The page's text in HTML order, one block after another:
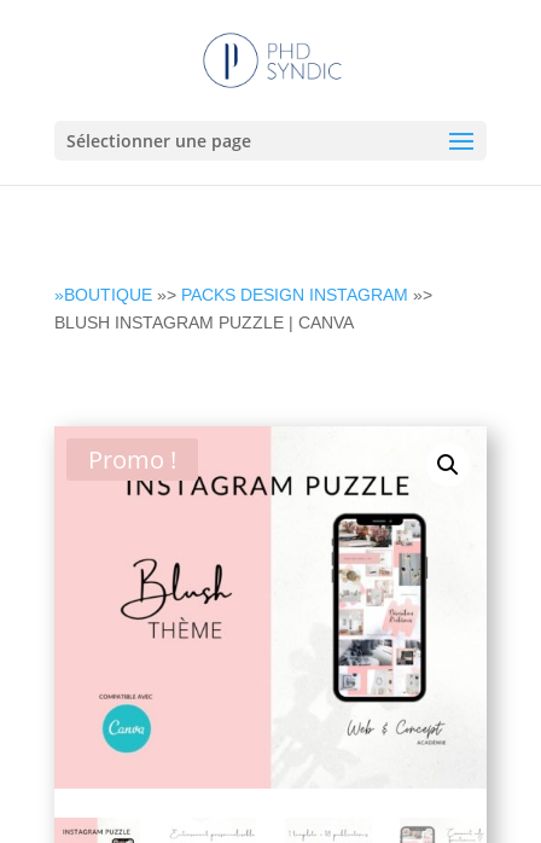
Sélectionner une page
»BOUTIQUE»> PACKS DESIGN INSTAGRAM »>
BLUSH INSTAGRAM PUZZLE | CANVA
Promo !